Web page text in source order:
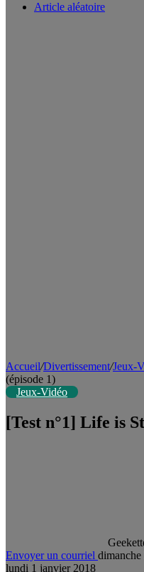
Article aléatoire
Accueil/Divertissement/Jeux-
(épisode 1)
Jeux-Vidéo
[Test n°1] Life is
Envoyer un courriel
lundi 1 janvier 2018